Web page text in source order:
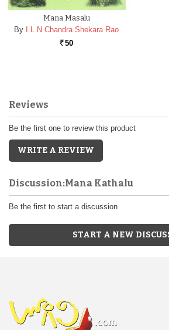
Mana Masalu
By
I L N Chandra Shekara Rao
Rs. 50
Reviews
Be the first one to review this product
WRITE A REVIEW
Discussion:Mana Kathalu
Be the first to start a discussion
START A NEW